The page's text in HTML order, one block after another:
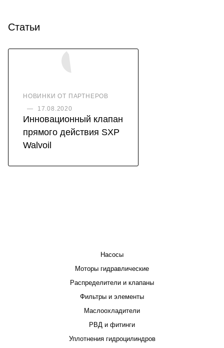
Статьи
НОВИНКИ ОТ ПАРТНЕРОВ
—
17.08.2020
Инновационный клапан
прямого действия SXP
Walvoil
Насосы
Моторы гидравлические
Распределители и клапаны
Фильтры и элементы
Маслоохладители
РВД и фитинги
Уплотнения гидроцилиндров